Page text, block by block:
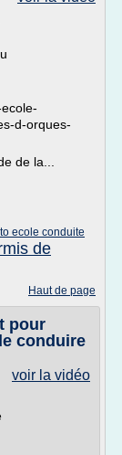
d-orques-
de la...
ecole conduite
de
Haut de page
pour
conduire
voir la vidéo